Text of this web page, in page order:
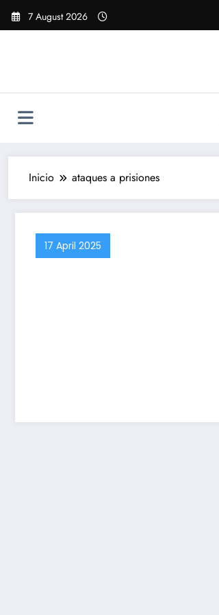
Saltar
7 August 2026
Inicio ataques a prisiones
17 April 2025